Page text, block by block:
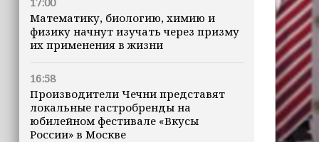
Математику, биологию, химию и
физику начнут изучать через призму
их применения в жизни
16:58
Производители Чечни представят
локальные гастробренды на
юбилейном фестивале «Вкусы
России» в Москве